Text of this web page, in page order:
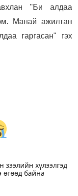
"Би алдаа
Манай ажилтан
гаргасан" гэх
хүлээлгэд
өгөөд байна